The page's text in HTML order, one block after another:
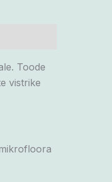
Toode
vistrike